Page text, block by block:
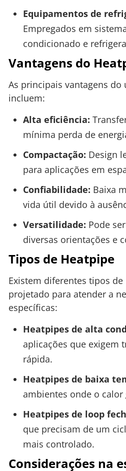
Equipamentos de
Empregados em
condicionado e
Vantagens do
As principais vantagens do
incluem:
Alta eficiência:
mínima perda de
Compactação: Design
para aplicações em
Confiabilidade: Baixa
vida útil devido à
Versatilidade: Pode
diversas orientações e
Tipos de Heatpipe
Existem diferentes tipos de
projetado para atender a
específicas:
Heatpipes de alta
aplicações que exigem
rápida.
Heatpipes de baixa
ambientes onde o
Heatpipes de loop
que precisam de um
mais controlado.
Considerações na